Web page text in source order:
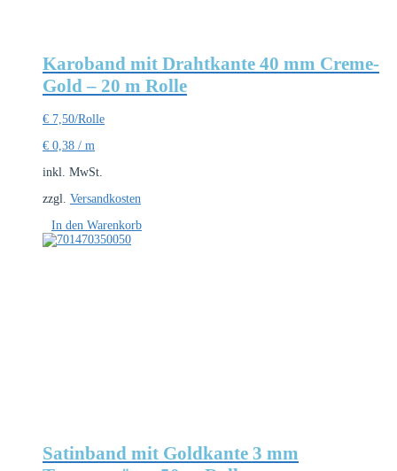
Karoband mit Drahtkante 40 mm Creme-
Gold – 20 m Rolle
€ 7,50/Rolle
€ 0,38 / m
inkl. MwSt.
zzgl. Versandkosten
In den Warenkorb
Satinband mit Goldkante 3 mm